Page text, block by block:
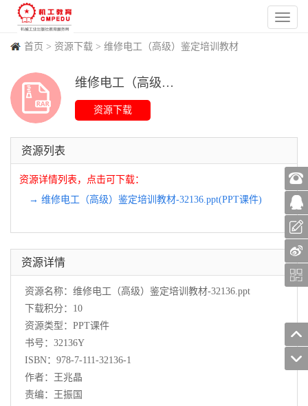
首页 > 资源下载 > 维修电工（高级）鉴定培训教材
维修电工（高级）鉴定培训教材 PPT课件
资源列表
资源详情列表，点击可下载：
→ 维修电工（高级）鉴定培训教材-32136.ppt(PPT课件)
资源详情
资源名称：维修电工（高级）鉴定培训教材-32136.ppt
下载积分：10
资源类型：PPT课件
书号：32136Y
ISBN：978-7-111-32136-1
作者：王兆晶
责编：王振国